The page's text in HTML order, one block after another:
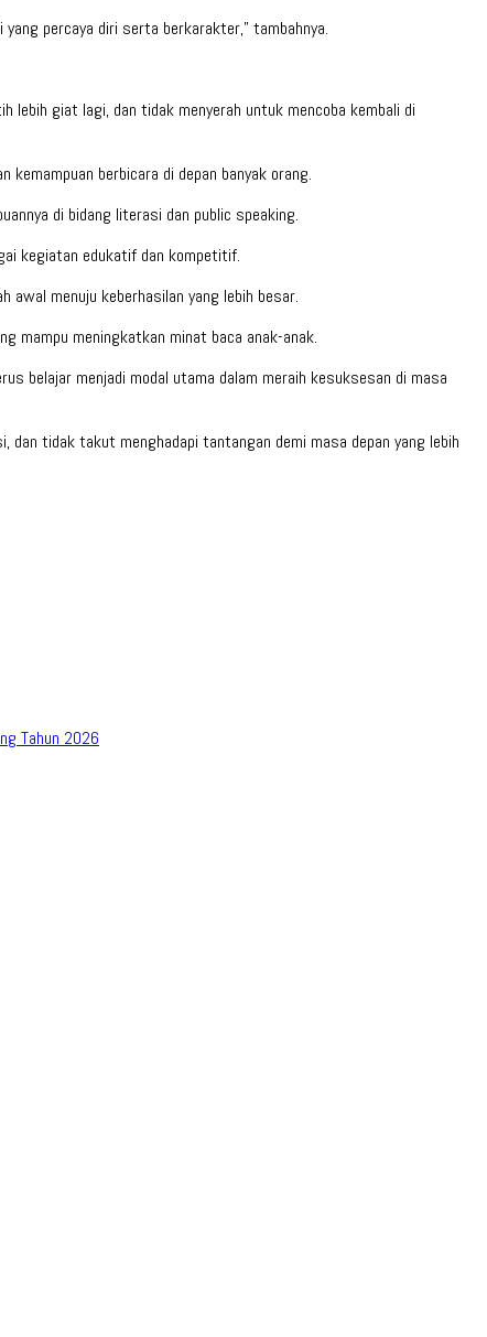
percaya diri serta berkarakter,” tambahnya.
lebih giat lagi, dan tidak menyerah untuk mencoba kembali di
berbicara di depan banyak orang.
di bidang literasi dan public speaking.
kegiatan edukatif dan kompetitif.
awal menuju keberhasilan yang lebih besar.
mampu meningkatkan minat baca anak-anak.
belajar menjadi modal utama dalam meraih kesuksesan di masa
tidak takut menghadapi tantangan demi masa depan yang lebih
Tahun 2026